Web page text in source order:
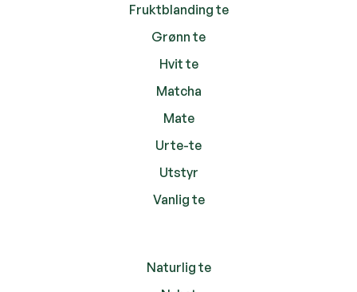
Fruktblanding te
Grønn te
Hvit te
Matcha
Mate
Urte-te
Utstyr
Vanlig te
Naturlig te